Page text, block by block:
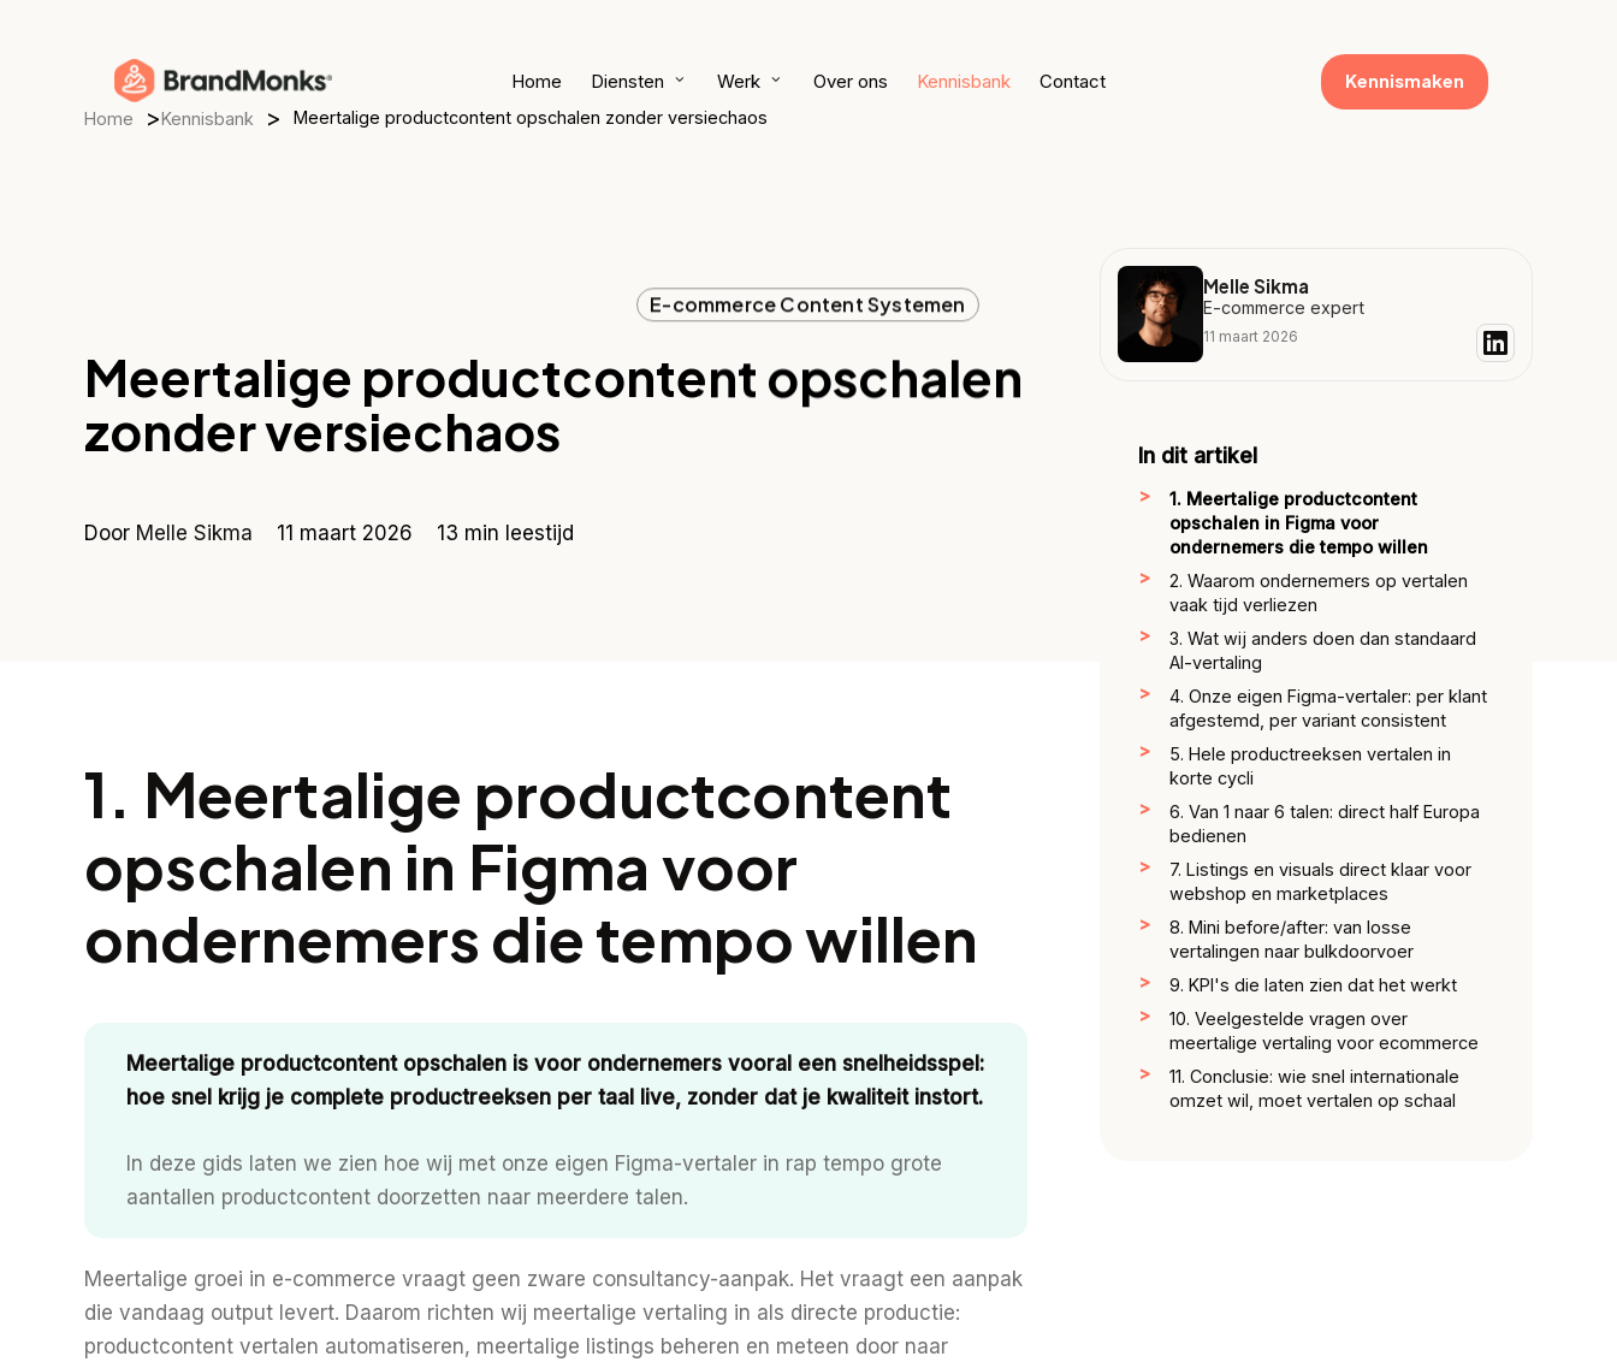
Home Diensten Werk Over ons Kennisbank Contact Kennismaken
Home >Kennisbank > Meertalige productcontent opschalen zonder versiechaos
E-commerce Content Systemen
Meertalige productcontent opschalen
zonder versiechaos
Door Melle Sikma 11 maart 2026 13 min leestijd
1. Meertalige productcontent
opschalen in Figma voor
ondernemers die tempo willen
Meertalige productcontent opschalen is voor ondernemers vooral een snelheidsspel:
hoe snel krijg je complete productreeksen per taal live, zonder dat je kwaliteit instort.
In deze gids laten we zien hoe wij met onze eigen Figma-vertaler in rap tempo grote
aantallen productcontent doorzetten naar meerdere talen.
Meertalige groei in e-commerce vraagt geen zware consultancy-aanpak. Het vraagt een aanpak
die vandaag output levert. Daarom richten wij meertalige vertaling in als directe productie:
productcontent vertalen automatiseren, meertalige listings beheren en meteen door naar
Melle Sikma
E-commerce expert
11 maart 2026
In dit artikel
1. Meertalige productcontent
opschalen in Figma voor
ondernemers die tempo willen
2. Waarom ondernemers op vertalen
vaak tijd verliezen
3. Wat wij anders doen dan standaard
AI-vertaling
4. Onze eigen Figma-vertaler: per klant
afgestemd, per variant consistent
5. Hele productreeksen vertalen in
korte cycli
6. Van 1 naar 6 talen: direct half Europa
bedienen
7. Listings en visuals direct klaar voor
webshop en marketplaces
8. Mini before/after: van losse
vertalingen naar bulkdoorvoer
9. KPI's die laten zien dat het werkt
10. Veelgestelde vragen over
meertalige vertaling voor ecommerce
11. Conclusie: wie snel internationale
omzet wil, moet vertalen op schaal